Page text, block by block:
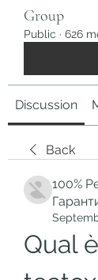
Group
Public · 626
Discussion
Back
100%
Qual